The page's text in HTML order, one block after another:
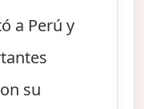
a Perú y
su